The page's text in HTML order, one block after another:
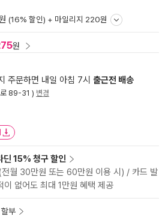
(16% 할인) + 마일리지 220원
원
주문하면 내일 아침 7시 출근전 배송
로 89-31 ) 변경
딘 15% 청구 할인
월 30만원 또는 60만원 이용 시) / 카드 발
없어도 최대 1만원 혜택 제공
부